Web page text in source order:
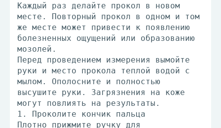
Каждый раз делайте прокол в новом
месте. Повторный прокол в одном и том
же месте может привести к появлению
болезненных ощущений или образованию
мозолей.
Перед проведением измерения вымойте
руки и место прокола теплой водой с
мылом. Ополосните и полностью
высушите руки. Загрязнения на коже
могут повлиять на результаты.
1. Проколите кончик пальца
Плотно прижмите ручку для